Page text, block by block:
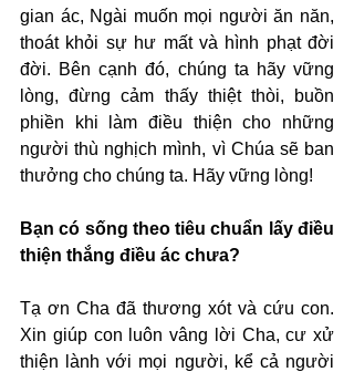
gian ác, Ngài muốn mọi người ăn năn,
thoát khỏi sự hư mất và hình phạt đời
đời. Bên cạnh đó, chúng ta hãy vững
lòng, đừng cảm thấy thiệt thòi, buồn
phiền khi làm điều thiện cho những
người thù nghịch mình, vì Chúa sẽ ban
thưởng cho chúng ta. Hãy vững lòng!
Bạn có sống theo tiêu chuẩn lấy điều
thiện thắng điều ác chưa?
Tạ ơn Cha đã thương xót và cứu con.
Xin giúp con luôn vâng lời Cha, cư xử
thiện lành với mọi người, kể cả người